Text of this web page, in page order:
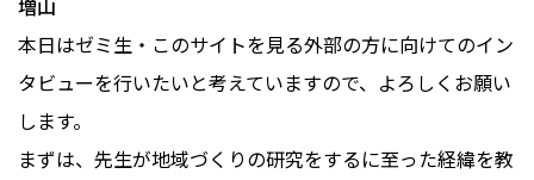
本日はゼミ生・このサイトを見る外部の方に向けてのイン
タビューを行いたいと考えていますので、よろしくお願い
します。
まずは、先生が地域づくりの研究をするに至った経緯を教